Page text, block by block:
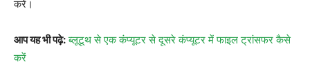
करें।
आप यह भी पढ़े: ब्लूटूथ से एक कंप्यूटर से दूसरे कंप्यूटर में फाइल ट्रांसफर कैसे
करें